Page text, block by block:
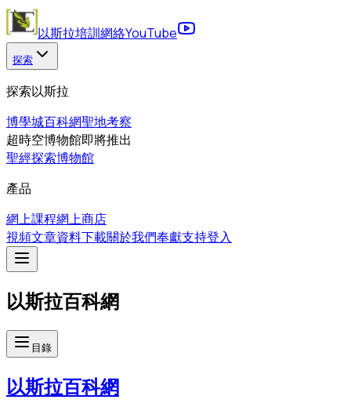
以斯拉培訓網絡YouTube
探索
探索以斯拉
博學城百科網聖地考察
超時空博物館即將推出
聖經探索博物館
產品
網上課程網上商店
視頻文章資料下載關於我們奉獻支持登入
以斯拉百科網
目錄
以斯拉百科網